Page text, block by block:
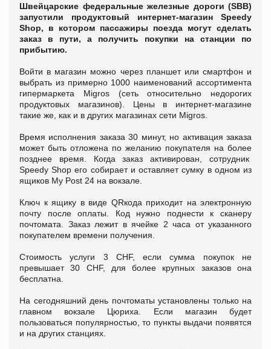
Швейцарские федеральные железные дороги (SBB)
запустили продуктовый интернет-магазин Speedy
Shop, в котором пассажиры поезда могут сделать
заказ в пути, а получить покупки на станции по
прибытию.
Войти в магазин можно через планшет или смартфон и
выбрать из примерно 1000 наименований ассортимента
гипермаркета Migros (сеть относительно недорогих
продуктовых магазинов). Цены в интернет-магазине
такие же, как и в других магазинах сети Migros.
Время исполнения заказа 30 минут, но активация заказа
может быть отложена по желанию покупателя на более
позднее время. Когда заказ активирован, сотрудник
Speedy Shop его собирает и оставляет сумку в одном из
ящиков My Post 24 на вокзале.
Ключ к ящику в виде QRкода приходит на электронную
почту после оплаты. Код нужно поднести к сканеру
почтомата. Заказ лежит в ячейке 2 часа от указанного
покупателем времени получения.
Стоимость услуги 3 CHF, если сумма покупок не
превышает 30 CHF, для более крупных заказов она
бесплатна.
На сегодняшний день почтоматы установлены только на
главном вокзале Цюриха. Если магазин будет
пользоваться популярностью, то пункты выдачи появятся
и на других станциях.